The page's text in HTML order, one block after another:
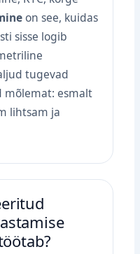
on see, kuidas
sisse logib
tugevad
mõlemat: esmalt
lihtsam ja